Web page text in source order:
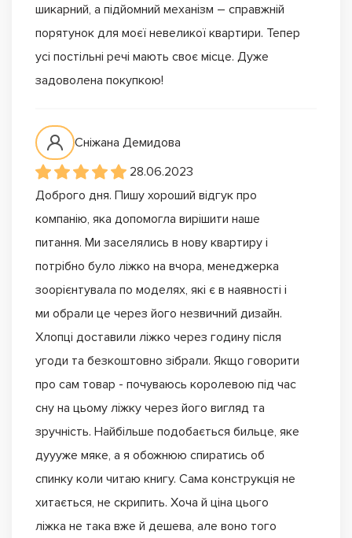
шикарний, а підйомний механізм – справжній
порятунок для моєї невеликої квартири. Тепер
усі постільні речі мають своє місце. Дуже
задоволена покупкою!
Сніжана Демидова
28.06.2023
Доброго дня. Пишу хороший відгук про
компанію, яка допомогла вирішити наше
питання. Ми заселялись в нову квартиру і
потрібно було ліжко на вчора, менеджерка
зоорієнтувала по моделях, які є в наявності і
ми обрали це через його незвичний дизайн.
Хлопці доставили ліжко через годину після
угоди та безкоштовно зібрали. Якщо говорити
про сам товар - почуваюсь королевою під час
сну на цьому ліжку через його вигляд та
зручність. Найбільше подобається бильце, яке
дуууже мяке, а я обожнюю спиратись об
спинку коли читаю книгу. Сама конструкція не
хитається, не скрипить. Хоча й ціна цього
ліжка не така вже й дешева, але воно того